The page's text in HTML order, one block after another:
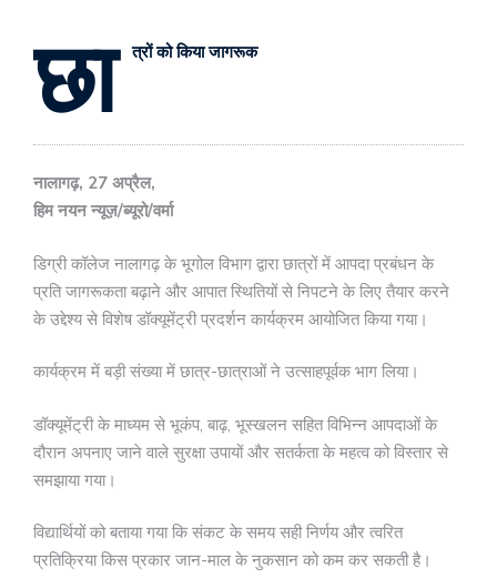
छा त्रों को किया जागरूक
नालागढ़, 27 अप्रैल,
हिम नयन न्यूज़/ब्यूरो/वर्मा
डिग्री कॉलेज नालागढ़ के भूगोल विभाग द्वारा छात्रों में आपदा प्रबंधन के
प्रति जागरूकता बढ़ाने और आपात स्थितियों से निपटने के लिए तैयार करने
के उद्देश्य से विशेष डॉक्यूमेंट्री प्रदर्शन कार्यक्रम आयोजित किया गया।
कार्यक्रम में बड़ी संख्या में छात्र-छात्राओं ने उत्साहपूर्वक भाग लिया।
डॉक्यूमेंट्री के माध्यम से भूकंप, बाढ़, भूस्खलन सहित विभिन्न आपदाओं के
दौरान अपनाए जाने वाले सुरक्षा उपायों और सतर्कता के महत्व को विस्तार से
समझाया गया।
विद्यार्थियों को बताया गया कि संकट के समय सही निर्णय और त्वरित
प्रतिक्रिया किस प्रकार जान-माल के नुकसान को कम कर सकती है।